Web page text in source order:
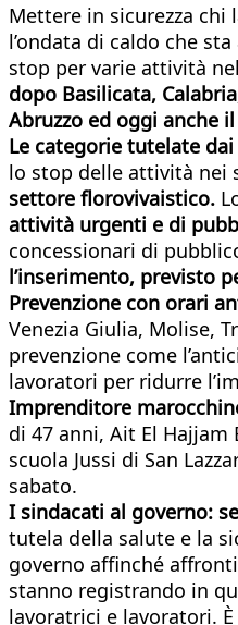
Mettere in sicurezza chi
l’ondata di caldo che
stop per varie attività
dopo Basilicata,
Abruzzo ed oggi anche
Le categorie tutelate
lo stop delle attività nei
settore florovivaistico.
attività urgenti e di
concessionari di
l’inserimento, previsto
Prevenzione con orari
Venezia Giulia, Molise,
prevenzione come
lavoratori per ridurre
Imprenditore
di 47 anni, Ait El
scuola Jussi di San
sabato.
I sindacati al governo:
tutela della salute e la
governo affinché
stanno registrando in
lavoratrici e lavoratori.